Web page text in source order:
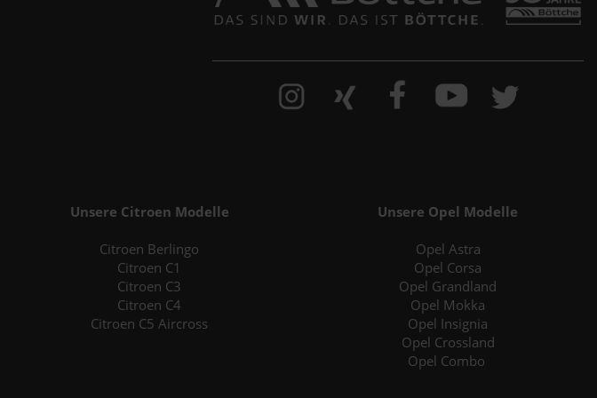
Unsere Citroen Modelle
Citroen Berlingo
Citroen C1
Citroen C3
Citroen C4
Citroen C5 Aircross
Unsere Opel Modelle
Opel Astra
Opel Corsa
Opel Grandland
Opel Mokka
Opel Insignia
Opel Crossland
Opel Combo